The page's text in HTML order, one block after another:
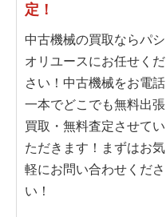
定！
中古機械の買取ならパシ
オリユースにお任せくだ
さい！中古機械をお電話
一本でどこでも無料出張
買取・無料査定させてい
ただきます！まずはお気
軽にお問い合わせくださ
い！